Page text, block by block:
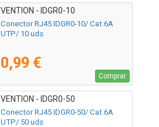
VENTION - IDGR0-10
Conector RJ45 IDGR0-10/ Cat.6A
UTP/ 10 uds
0,99 €
Comprar
VENTION - IDGR0-50
Conector RJ45 IDGR0-50/ Cat.6A
UTP/ 50 uds